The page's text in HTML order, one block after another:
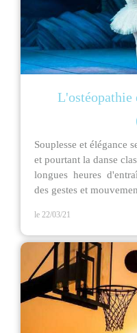
L'ostéopathie
Souplesse et élégance
et pourtant la danse
longues heures
des gestes et
le 22/03/21